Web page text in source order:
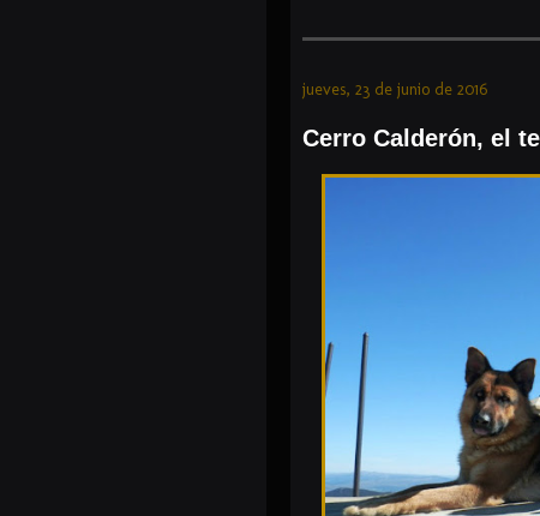
jueves, 23 de junio de 2016
Cerro Calderón, el